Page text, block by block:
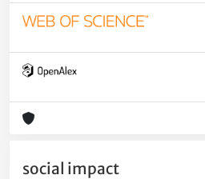
social impact